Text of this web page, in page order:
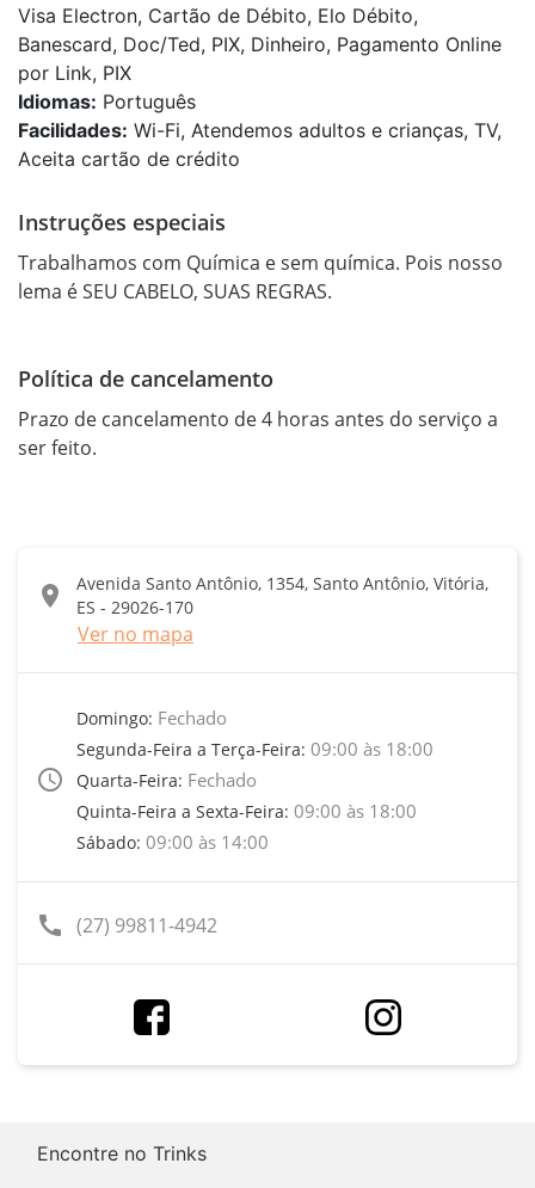
Visa Electron, Cartão de Débito, Elo Débito,
Banescard, Doc/Ted, PIX, Dinheiro, Pagamento Online
por Link, PIX
Idiomas: Português
Facilidades: Wi-Fi, Atendemos adultos e crianças, TV,
Aceita cartão de crédito
Instruções especiais
Trabalhamos com Química e sem química. Pois nosso
lema é SEU CABELO, SUAS REGRAS.
Política de cancelamento
Prazo de cancelamento de 4 horas antes do serviço a
location_on
Avenida Santo Antônio, 1354, Santo Antônio, Vitória,
ES - 29026-170
Ver no mapa
access_time
Domingo: Fechado
Segunda-Feira a Terça-Feira: 09:00 às 18:00
Quarta-Feira: Fechado
Quinta-Feira a Sexta-Feira: 09:00 às 18:00
Sábado: 09:00 às 14:00
call (27) 99811-4942
Encontre no Trinks